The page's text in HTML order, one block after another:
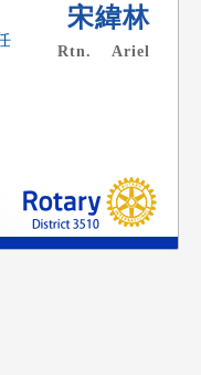
宋緯林
Rtn. Ariel